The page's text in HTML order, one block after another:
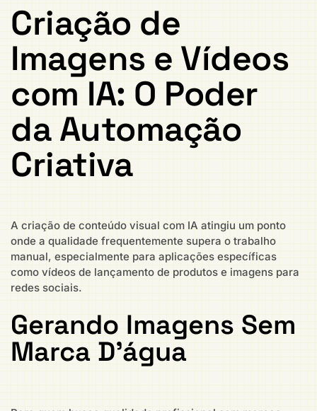
Criação de
Imagens e Vídeos
com IA: O Poder
da Automação
Criativa
A criação de conteúdo visual com IA atingiu um ponto
onde a qualidade frequentemente supera o trabalho
manual, especialmente para aplicações específicas
como vídeos de lançamento de produtos e imagens para
redes sociais.
Gerando Imagens Sem
Marca D’água